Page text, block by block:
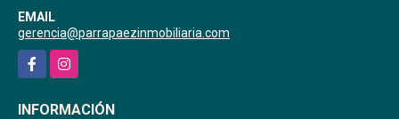
EMAIL
gerencia@parrapaezinmobiliaria.com
FacebookInstagram
INFORMACIÓN